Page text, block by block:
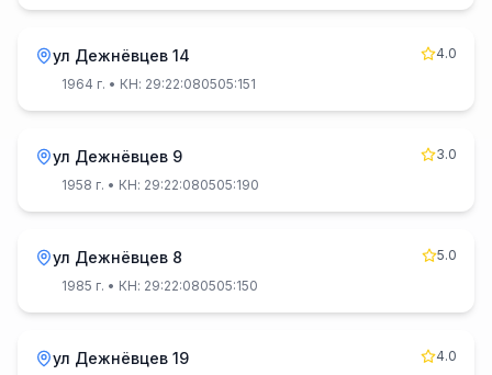
ул Дежнёвцев 14
4.0
1964 г. • КН: 29:22:080505:151
ул Дежнёвцев 9
3.0
1958 г. • КН: 29:22:080505:190
ул Дежнёвцев 8
5.0
1985 г. • КН: 29:22:080505:150
ул Дежнёвцев 19
4.0